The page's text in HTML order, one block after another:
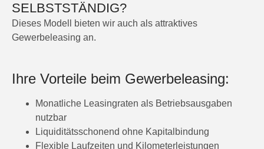
SELBSTSTÄNDIG?
Dieses Modell bieten wir auch als attraktives
Gewerbeleasing an.
Ihre Vorteile beim Gewerbeleasing:
Monatliche Leasingraten als Betriebsausgaben
nutzbar
Liquiditätsschonend ohne Kapitalbindung
Flexible Laufzeiten und Kilometerleistungen